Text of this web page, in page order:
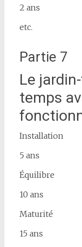
2 ans
etc.
Partie 7
Le
temps
Installation
5 ans
Équilibre
10 ans
Maturité
15 ans